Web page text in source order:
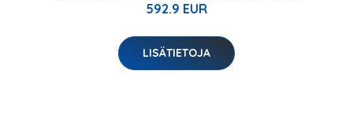
592.9 EUR
LISÄTIETOJA